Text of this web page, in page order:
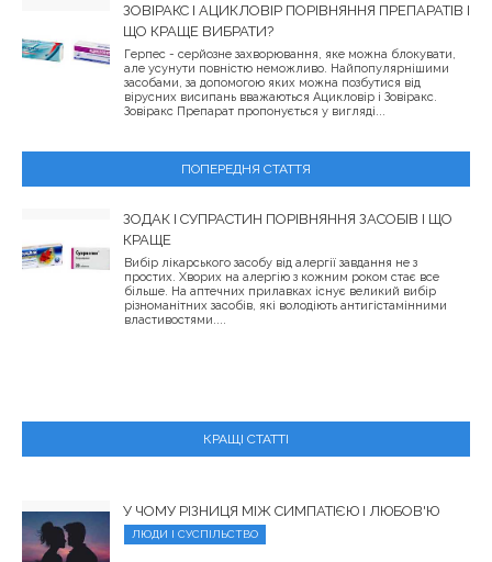
ЗОВІРАКС І АЦИКЛОВІР ПОРІВНЯННЯ ПРЕПАРАТІВ І
ЩО КРАЩЕ ВИБРАТИ?
Герпес - серйозне захворювання, яке можна блокувати,
але усунути повністю неможливо. Найпопулярнішими
засобами, за допомогою яких можна позбутися від
вірусних висипань вважаються Ацикловір і Зовіракс.
Зовіракс Препарат пропонується у вигляді...
ПОПЕРЕДНЯ СТАТТЯ
ЗОДАК І СУПРАСТИН ПОРІВНЯННЯ ЗАСОБІВ І ЩО
КРАЩЕ
Вибір лікарського засобу від алергії завдання не з
простих. Хворих на алергію з кожним роком стає все
більше. На аптечних прилавках існує великий вибір
різноманітних засобів, які володіють антигістамінними
властивостями....
КРАЩІ СТАТТІ
У ЧОМУ РІЗНИЦЯ МІЖ СИМПАТІЄЮ І ЛЮБОВ'Ю
ЛЮДИ І СУСПІЛЬСТВО